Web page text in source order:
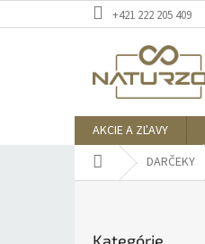
na
+421 222 205 409
AKCIE A ZĽAVY
DomovDARČEKY
kategórie